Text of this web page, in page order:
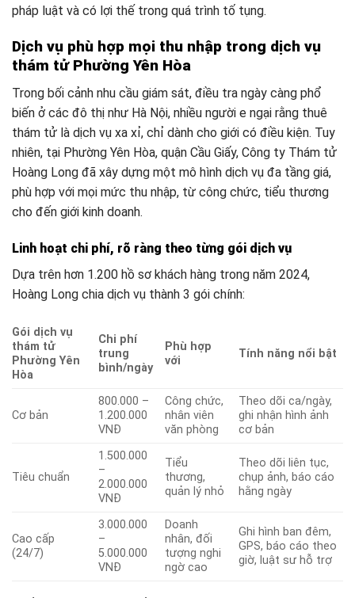
pháp luật và có lợi thế trong quá trình tố tụng.
Dịch vụ phù hợp mọi thu nhập trong dịch vụ
thám tử Phường Yên Hòa
Trong bối cảnh nhu cầu giám sát, điều tra ngày càng phổ
biến ở các đô thị như Hà Nội, nhiều người e ngại rằng thuê
thám tử là dịch vụ xa xỉ, chỉ dành cho giới có điều kiện. Tuy
nhiên, tại Phường Yên Hòa, quận Cầu Giấy, Công ty Thám tử
Hoàng Long đã xây dựng một mô hình dịch vụ đa tầng giá,
phù hợp với mọi mức thu nhập, từ công chức, tiểu thương
cho đến giới kinh doanh.
Linh hoạt chi phí, rõ ràng theo từng gói dịch vụ
Dựa trên hơn 1.200 hồ sơ khách hàng trong năm 2024,
Hoàng Long chia dịch vụ thành 3 gói chính:
Gói dịch vụ
thám tử
Phường Yên
Hòa
Chi phí
trung
bình/ngày
Phù hợp
với
Tính năng nổi bật
Cơ bản
800.000 –
1.200.000
VNĐ
Công chức,
nhân viên
văn phòng
Theo dõi ca/ngày,
ghi nhận hình ảnh
cơ bản
Tiêu chuẩn
1.500.000
–
2.000.000
VNĐ
Tiểu
thương,
quản lý nhỏ
Theo dõi liên tục,
chụp ảnh, báo cáo
hằng ngày
Cao cấp
(24/7)
3.000.000
–
5.000.000
VNĐ
Doanh
nhân, đối
tượng nghi
ngờ cao
Ghi hình ban đêm,
GPS, báo cáo theo
giờ, luật sư hỗ trợ